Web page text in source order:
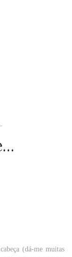
(dá-me muitas